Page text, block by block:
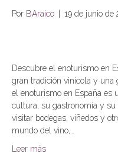
Por BAraico 19 de junio de
Descubre el enoturismo en
gran tradición vinícola y una
el enoturismo en España es
cultura, su gastronomía y su
visitar bodegas, viñedos y
mundo del vino,…
Leer más